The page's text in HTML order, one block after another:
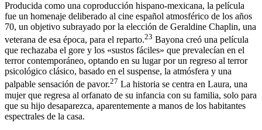
Producida como una coproducción hispano-mexicana, la película
fue un homenaje deliberado al cine español atmosférico de los años
70, un objetivo subrayado por la elección de Geraldine Chaplin, una
veterana de esa época, para el reparto.23 Bayona creó una película
que rechazaba el gore y los «sustos fáciles» que prevalecían en el
terror contemporáneo, optando en su lugar por un regreso al terror
psicológico clásico, basado en el suspense, la atmósfera y una
palpable sensación de pavor.27 La historia se centra en Laura, una
mujer que regresa al orfanato de su infancia con su familia, solo para
que su hijo desaparezca, aparentemente a manos de los habitantes
espectrales de la casa.